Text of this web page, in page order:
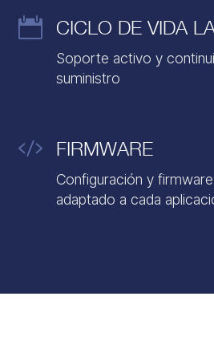
 CICLO DE VIDA
Soporte activo y
suministro
 FIRMWARE
Configuración y
adaptado a cada